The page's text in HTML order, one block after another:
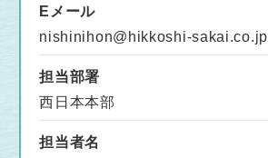
Eメール
nishinihon@hikkoshi-sakai.co.jp
担当部署
西日本本部
担当者名